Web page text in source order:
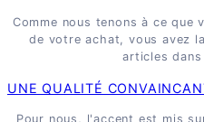
Comme nous tenons à ce que
de votre achat, vous avez
articles
UNE QUALITÉ
Pour nous, l'accent est mis